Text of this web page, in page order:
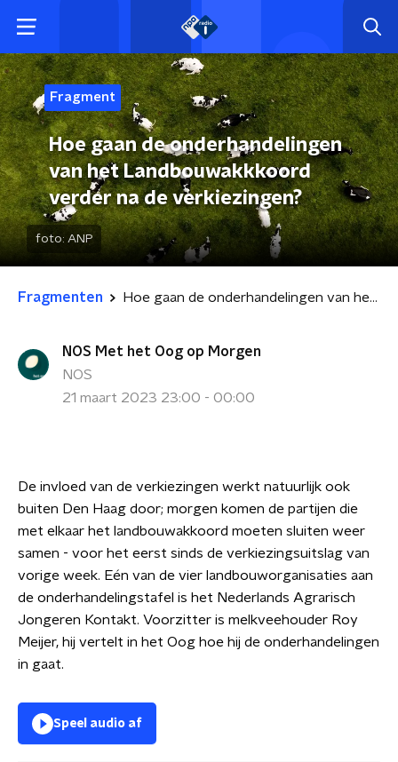
Fragment
Hoe gaan de onderhandelingen
van het Landbouwakkkoord
verder na de verkiezingen?
foto: ANP
Fragmenten Hoe gaan de onderhandelingen van het Landbouwakkkoord verder na de verkiezingen?
NOS Met het Oog op Morgen
NOS
21 maart 2023 23:00 - 00:00
De invloed van de verkiezingen werkt natuurlijk ook
buiten Den Haag door; morgen komen de partijen die
met elkaar het landbouwakkoord moeten sluiten weer
samen - voor het eerst sinds de verkiezingsuitslag van
vorige week. Eén van de vier landbouworganisaties aan
de onderhandelingstafel is het Nederlands Agrarisch
Jongeren Kontakt. Voorzitter is melkveehouder Roy
Meijer, hij vertelt in het Oog hoe hij de onderhandelingen
in gaat.
Speel audio af